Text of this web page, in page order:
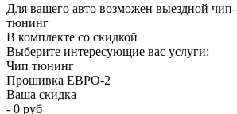
Для вашего авто возможен выездной чип-
тюнинг
В комплекте со скидкой
Выберите интересующие вас услуги:
Чип тюнинг
Прошивка ЕВРО-2
Ваша скидка
- 0 руб